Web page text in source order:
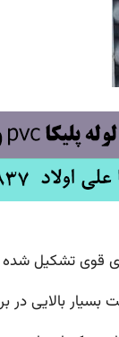
بالایی در